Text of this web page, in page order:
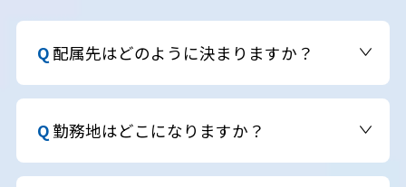
配属先はどのように決まりますか？
ご本人の希望と適性、面接内容をもとに総合的に
判断し、内定後にご案内いたします。
勤務地はどこになりますか？
原則、東京都渋谷区の本社勤務です。ただし、一部